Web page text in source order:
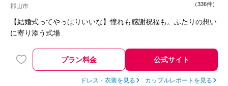
郡山市 （336件）
【結婚式ってやっぱりいいな】憧れも感謝祝福も。ふたりの想い
に寄り添う式場
プラン料金 公式サイト
ドレス・衣装を見る カップルレポートを見る